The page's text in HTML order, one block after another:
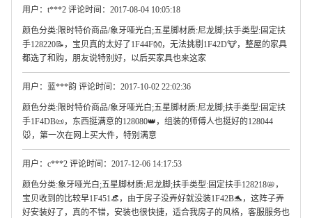
用户：t***2 评论时间：2017-08-04 10:05:18
颜色分类:限时特价商品/象牙哑光白;五星脚材质:尼龙脚;扶手类型:固定扶
手128220📝，宝贝真的太好了1F44F👐，无法挑剔1F42D🐮，整屋的家具
都选了和购，朋友说特别好，以后买家具也来这家
用户：蓝***韵 评论时间：2017-10-02 22:02:36
颜色分类:限时特价商品/象牙哑光白;五星脚材质:尼龙脚;扶手类型:固定扶
手1F4DB📜，东西挺满意的128080👑，组装的师傅人也挺好的128044
🐭，第一次在网上买大件，特别满意
用户：c***2 评论时间：2017-12-06 14:17:53
颜色分类:象牙哑光白;五星脚材质:尼龙脚;扶手类型:固定扶手128218📛，
宝贝收到的比较早1F451👒，由于房子没弄好就没装1F42B🐬，这阵子弄
好安装好了，真的不错，安装也很快捷，适合我房子的风格，客服服务也